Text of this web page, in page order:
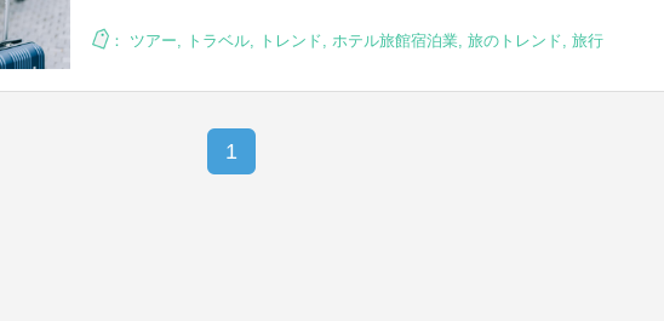
： ツアー, トラベル, トレンド, ホテル旅館宿泊業, 旅のトレンド, 旅行
1